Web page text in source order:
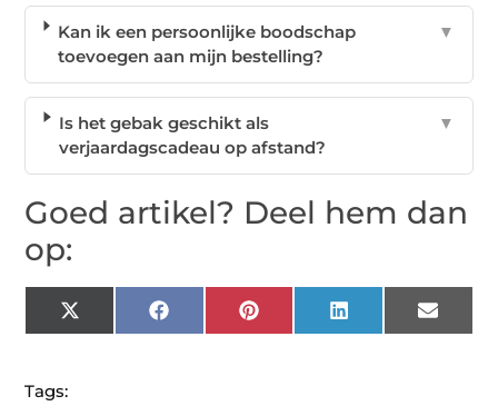
Kan ik een persoonlijke boodschap
toevoegen aan mijn bestelling?
▼
Is het gebak geschikt als
verjaardagscadeau op afstand?
▼
Goed artikel? Deel hem dan
op:
X
(Twitter)
Facebook Pinterest LinkedIn Email
Tags: